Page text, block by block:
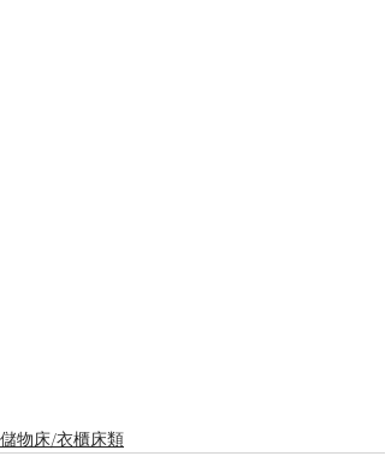
儲物床/衣櫃床類